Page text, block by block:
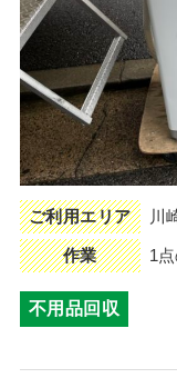
ご利用エリア 川
作業 1
不用品回収